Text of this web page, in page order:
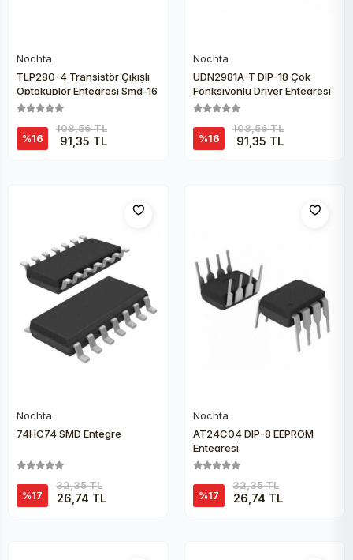
Nochta
TLP280-4 Transistör Çıkışlı
Optokuplör Entegresi Smd-16
%16
108,56 TL
91,35 TL
Nochta
UDN2981A-T DIP-18 Çok
Fonksiyonlu Driver Entegresi
%16
108,56 TL
91,35 TL
Nochta
74HC74 SMD Entegre
%17
32,35 TL
26,74 TL
Nochta
AT24C04 DIP-8 EEPROM
Entegresi
%17
32,35 TL
26,74 TL